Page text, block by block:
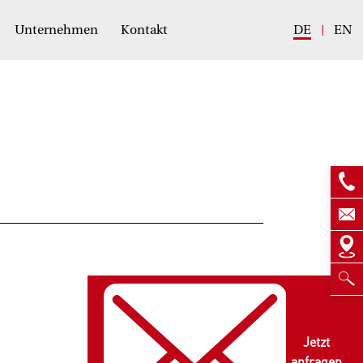
Unternehmen Kontakt DE EN
Jetzt